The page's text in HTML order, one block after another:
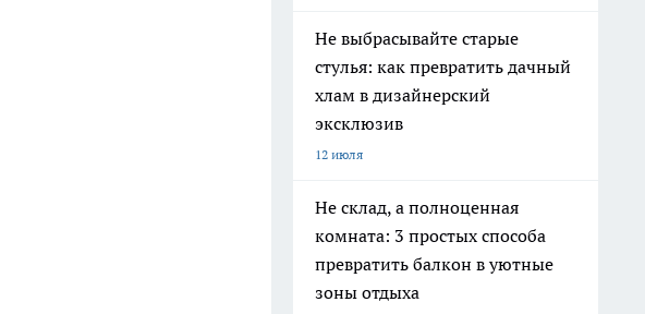
Не выбрасывайте старые
стулья: как превратить дачный
хлам в дизайнерский
эксклюзив
12 июля
Не склад, а полноценная
комната: 3 простых способа
превратить балкон в уютные
зоны отдыха